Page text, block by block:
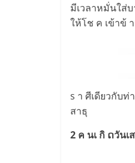
มีเวลาหมั่นใส่บ
ให้โช ค เข้าข้
s า ศีเดียวกับ
สาธุ
2 ค นเ กิ ດวันเ